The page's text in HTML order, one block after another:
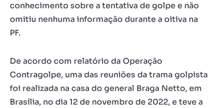
conhecimento sobre a tentativa de golpe e não
omitiu nenhuma informação durante a oitiva na
PF.
De acordo com relatório da Operação
Contragolpe, uma das reuniões da trama golpista
foi realizada na casa do general Braga Netto, em
Brasília, no dia 12 de novembro de 2022, e teve a